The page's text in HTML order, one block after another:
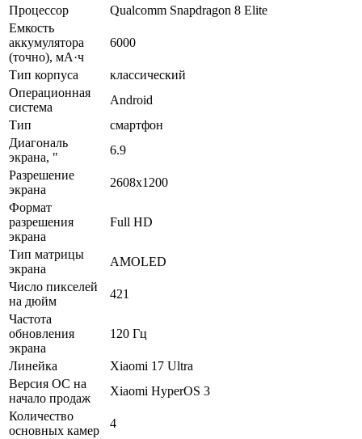
Процессор
Qualcomm Snapdragon 8 Elite
Емкость
аккумулятора
(точно), мА·ч
6000
Тип корпуса
классический
Операционная
система
Android
Тип
смартфон
Диагональ
экрана, "
6.9
Разрешение
экрана
2608x1200
Формат
разрешения
экрана
Full HD
Тип матрицы
экрана
AMOLED
Число пикселей
на дюйм
421
Частота
обновления
экрана
120 Гц
Линейка
Xiaomi 17 Ultra
Версия ОС на
начало продаж
Xiaomi HyperOS 3
Количество
основных камер
4